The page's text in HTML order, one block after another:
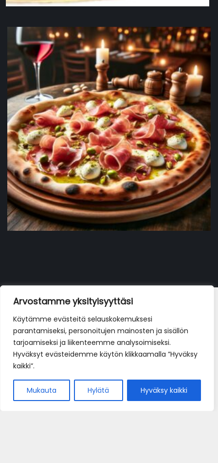
Arvostamme yksityisyyttäsi
Käytämme evästeitä selauskokemuksesi
parantamiseksi, personoitujen mainosten ja sisällön
tarjoamiseksi ja liikenteemme analysoimiseksi.
Hyväksyt evästeidemme käytön klikkaamalla ”Hyväksy
kaikki”.
Mukauta Hylätä Hyväksy kaikki
Bianca VL/ LL
17,90€
La pizza con mortadella e bufala
19,90€